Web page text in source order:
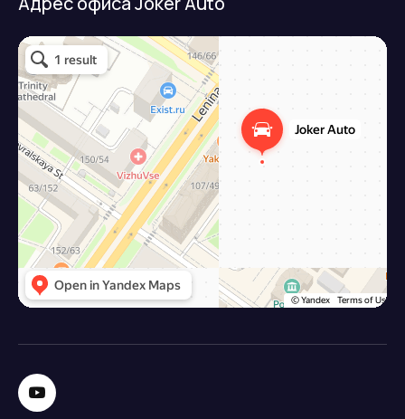
Джокер авто
Займ под залог авто в Подольске
Микрофинансовая организация в Подольске